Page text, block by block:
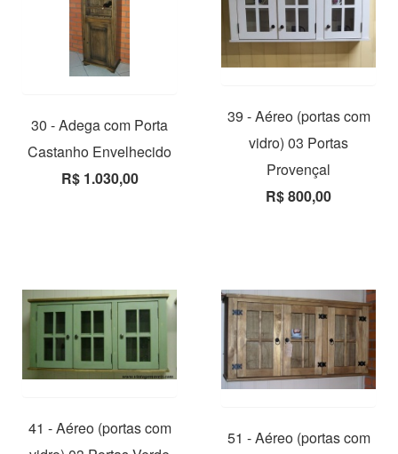
30 - Adega com Porta
Castanho Envelhecido
R$ 1.030,00
39 - Aéreo (portas com
vidro) 03 Portas
Provençal
R$ 800,00
41 - Aéreo (portas com
51 - Aéreo (portas com